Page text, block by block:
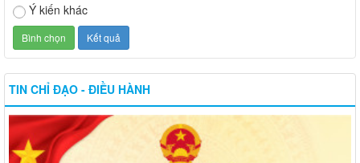
Ý kiến khác
TIN CHỈ ĐẠO - ĐIỀU HÀNH